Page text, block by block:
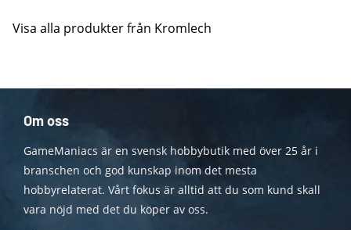
Visa alla produkter från Kromlech
Om oss
GameManiacs är en svensk hobbybutik med över 25 år i
branschen och god kunskap inom det mesta
hobbyrelaterat. Vårt fokus är alltid att du som kund skall
vara nöjd med det du köper av oss.